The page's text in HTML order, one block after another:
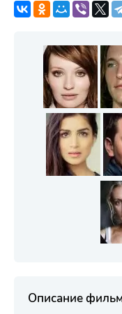
Описание